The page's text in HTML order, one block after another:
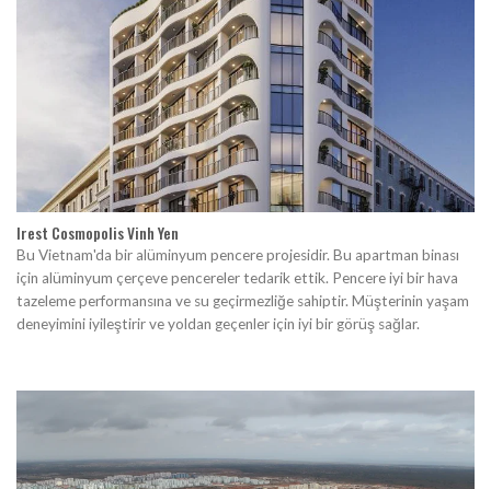
Irest Cosmopolis Vinh Yen
Bu Vietnam'da bir alüminyum pencere projesidir. Bu apartman binası
için alüminyum çerçeve pencereler tedarik ettik. Pencere iyi bir hava
tazeleme performansına ve su geçirmezliğe sahiptir. Müşterinin yaşam
deneyimini iyileştirir ve yoldan geçenler için iyi bir görüş sağlar.